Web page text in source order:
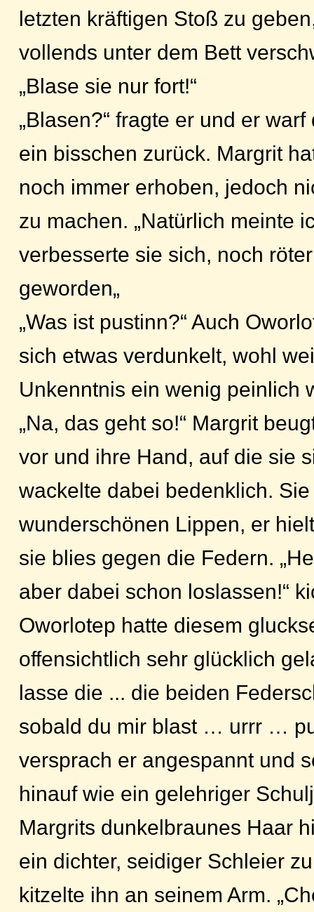
letzten kräftigen Stoß zu
vollends unter dem Bett
„Blase sie nur fort!“
„Blasen?“ fragte er und er
ein bisschen zurück. Margrit
noch immer erhoben, jedoch
zu machen. „Natürlich meinte
verbesserte sie sich, noch
geworden„
„Was ist pustinn?“ Auch
sich etwas verdunkelt, wohl
Unkenntnis ein wenig peinlich
„Na, das geht so!“ Margrit
vor und ihre Hand, auf die sie
wackelte dabei bedenklich.
wunderschönen Lippen, er
sie blies gegen die Federn.
aber dabei schon loslassen!“
Oworlotep hatte diesem
offensichtlich sehr glücklich
lasse die ... die beiden
sobald du mir blast … urrr …
versprach er angespannt und
hinauf wie ein gelehriger
Margrits dunkelbraunes Haar
ein dichter, seidiger Schleier
kitzelte ihn an seinem Arm.